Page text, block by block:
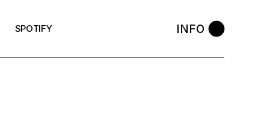
SPOTIFY INFO